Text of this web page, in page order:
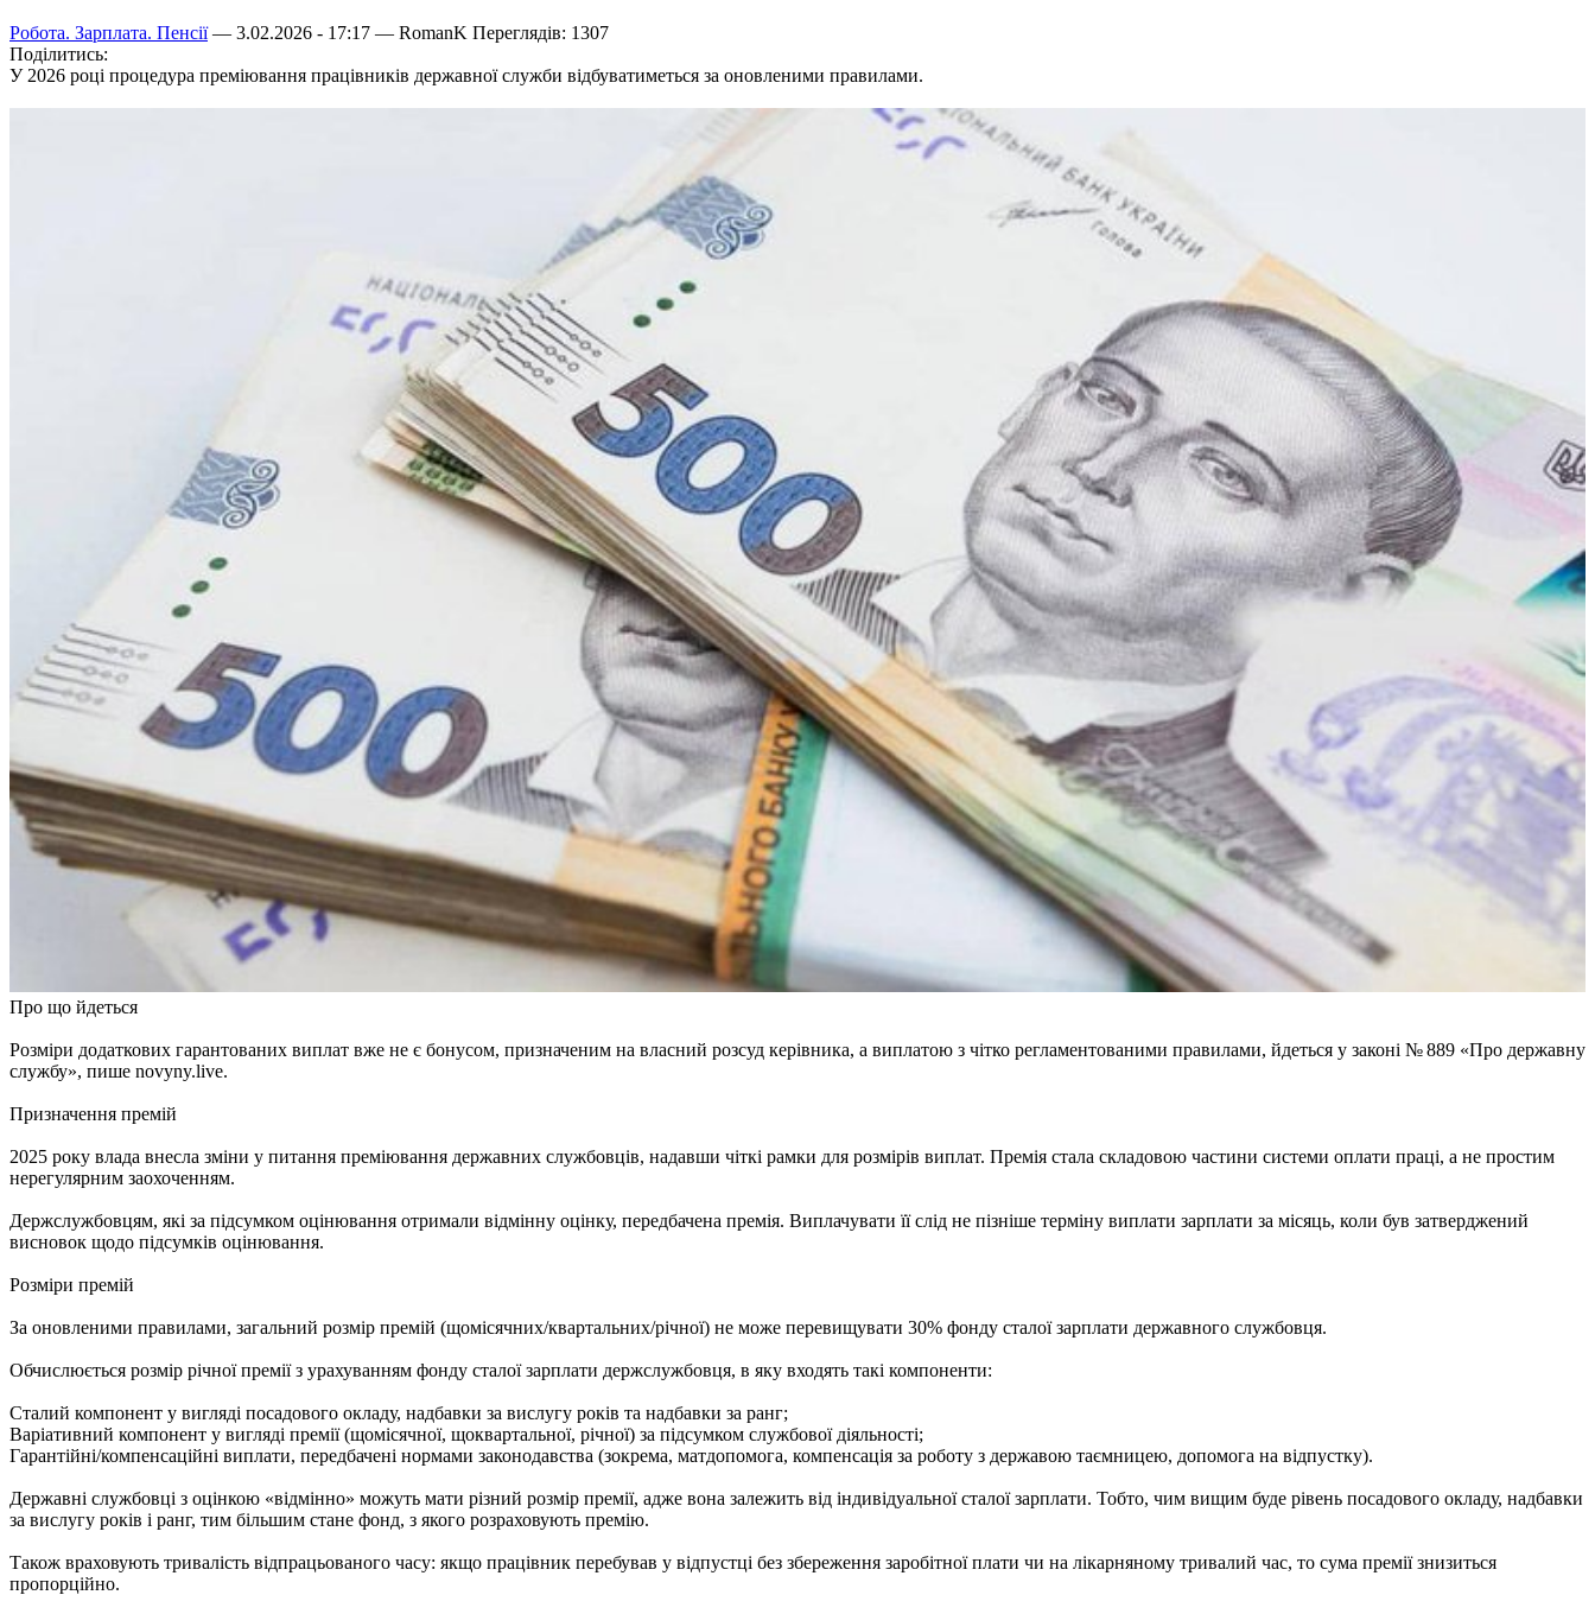
Робота. Зарплата. Пенсії— 3.02.2026 - 17:17 — RomanK Переглядів: 1307
Поділитись:
У 2026 році процедура преміювання працівників державної служби відбуватиметься за оновленими правилами.
Про що йдеться
Розміри додаткових гарантованих виплат вже не є бонусом, призначеним на власний розсуд керівника, а виплатою з чітко регламентованими правилами, йдеться у законі № 889 «Про державну
службу», пише novyny.live.
Призначення премій
2025 року влада внесла зміни у питання преміювання державних службовців, надавши чіткі рамки для розмірів виплат. Премія стала складовою частини системи оплати праці, а не простим
нерегулярним заохоченням.
Держслужбовцям, які за підсумком оцінювання отримали відмінну оцінку, передбачена премія. Виплачувати її слід не пізніше терміну виплати зарплати за місяць, коли був затверджений
висновок щодо підсумків оцінювання.
Розміри премій
За оновленими правилами, загальний розмір премій (щомісячних/квартальних/річної) не може перевищувати 30% фонду сталої зарплати державного службовця.
Обчислюється розмір річної премії з урахуванням фонду сталої зарплати держслужбовця, в яку входять такі компоненти:
Сталий компонент у вигляді посадового окладу, надбавки за вислугу років та надбавки за ранг;
Варіативний компонент у вигляді премії (щомісячної, щоквартальної, річної) за підсумком службової діяльності;
Гарантійні/компенсаційні виплати, передбачені нормами законодавства (зокрема, матдопомога, компенсація за роботу з державою таємницею, допомога на відпустку).
Державні службовці з оцінкою «відмінно» можуть мати різний розмір премії, адже вона залежить від індивідуальної сталої зарплати. Тобто, чим вищим буде рівень посадового окладу, надбавки
за вислугу років і ранг, тим більшим стане фонд, з якого розраховують премію.
Також враховують тривалість відпрацьованого часу: якщо працівник перебував у відпустці без збереження заробітної плати чи на лікарняному тривалий час, то сума премії знизиться
пропорційно.